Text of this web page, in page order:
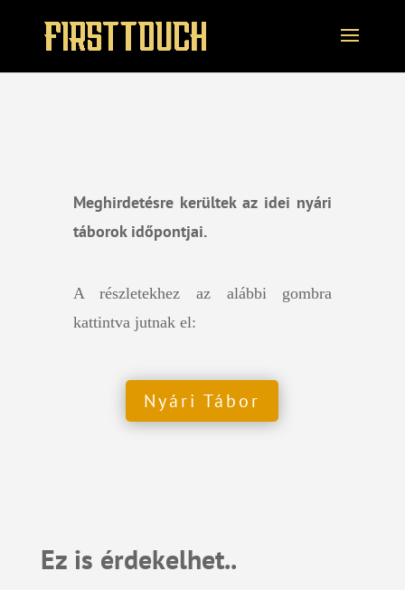
Meghirdetésre kerültek az idei nyári
táborok időpontjai.
A részletekhez az alábbi gombra
kattintva jutnak el:
Nyári Tábor
Ez is érdekelhet..